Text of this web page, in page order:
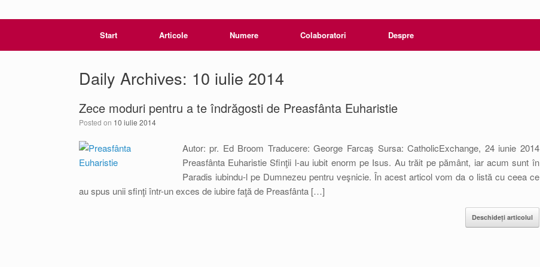
Start Articole Numere Colaboratori Despre
Daily Archives: 10 iulie 2014
Zece moduri pentru a te îndrăgosti de Preasfânta Euharistie
Posted on 10 iulie 2014
Autor: pr. Ed Broom Traducere: George Farcaş Sursa: CatholicExchange, 24 iunie 2014
Preasfânta Euharistie Sfinţii l-au iubit enorm pe Isus. Au trăit pe pământ, iar acum sunt în
Paradis iubindu-l pe Dumnezeu pentru veşnicie. În acest articol vom da o listă cu ceea ce
au spus unii sfinţi într-un exces de iubire faţă de Preasfânta […]
Deschideți articolul